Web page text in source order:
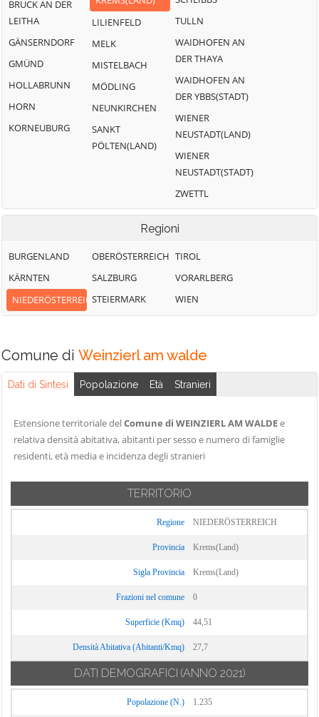
BRUCK AN DER
LEITHA
GÄNSERNDORF
GMÜND
HOLLABRUNN
HORN
KORNEUBURG
LILIENFELD
MELK
MISTELBACH
MÖDLING
NEUNKIRCHEN
SANKT
PÖLTEN(LAND)
TULLN
WAIDHOFEN AN
DER THAYA
WAIDHOFEN AN
DER YBBS(STADT)
WIENER
NEUSTADT(LAND)
WIENER
NEUSTADT(STADT)
ZWETTL
Regioni
BURGENLAND
KÄRNTEN
NIEDERÖSTERREICH
OBERÖSTERREICH
SALZBURG
STEIERMARK
TIROL
VORARLBERG
WIEN
Comune di Weinzierl am walde
Dati di Sintesi Popolazione Età Stranieri
Estensione territoriale delComune di WEINZIERL AM WALDEe
relativa densità abitativa, abitanti per sesso e numero di famiglie
residenti, età media e incidenza degli stranieri
TERRITORIO
Regione NIEDERÖSTERREICH
Provincia Krems(Land)
Sigla Provincia Krems(Land)
Frazioni nel comune 0
Superficie (Kmq) 44,51
Densità Abitativa (Abitanti/Kmq) 27,7
DATI DEMOGRAFICI (ANNO 2021)
Popolazione (N.) 1.235